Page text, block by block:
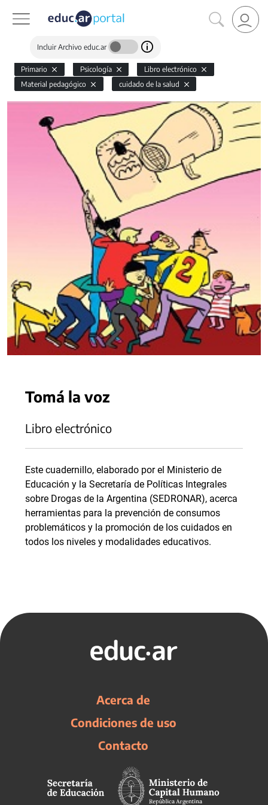
Incluir Archivo educ.ar
Primario Psicología
Libro electrónico
Material pedagógico
cuidado de la salud
Tomá la voz
Libro electrónico
Este cuadernillo, elaborado por el Ministerio de
Educación y la Secretaría de Políticas Integrales
sobre Drogas de la Argentina (SEDRONAR), acerca
herramientas para la prevención de consumos
problemáticos y la promoción de los cuidados en
todos los niveles y modalidades educativos.
Acerca de
Condiciones de uso
Contacto